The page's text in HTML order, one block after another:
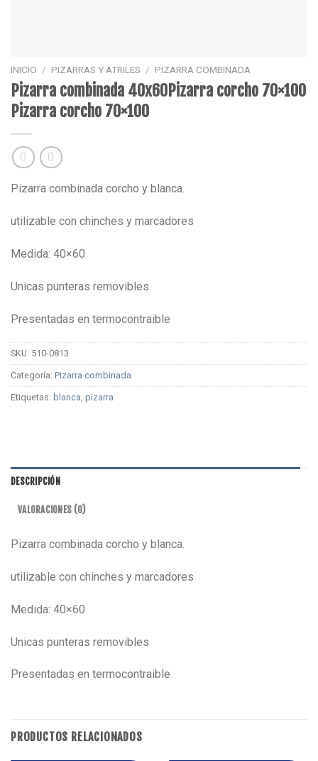
INICIO / PIZARRAS Y ATRILES / PIZARRA COMBINADA
Pizarra combinada 40x60Pizarra corcho 70×100
Pizarra corcho 70×100
Pizarra combinada corcho y blanca.
utilizable con chinches y marcadores
Medida: 40×60
Unicas punteras removibles
Presentadas en termocontraible
SKU: 510-0813
Categoría: Pizarra combinada
Etiquetas: blanca, pizarra
DESCRIPCIÓN
VALORACIONES (0)
Pizarra combinada corcho y blanca.
utilizable con chinches y marcadores
Medida: 40×60
Unicas punteras removibles
Presentadas en termocontraible
PRODUCTOS RELACIONADOS